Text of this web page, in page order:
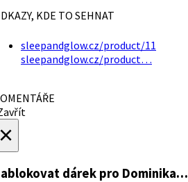
KDE TO SEHNAT
sleepandglow.cz/product/11
sleepandglow.cz/product…
dárek pro Dominika…